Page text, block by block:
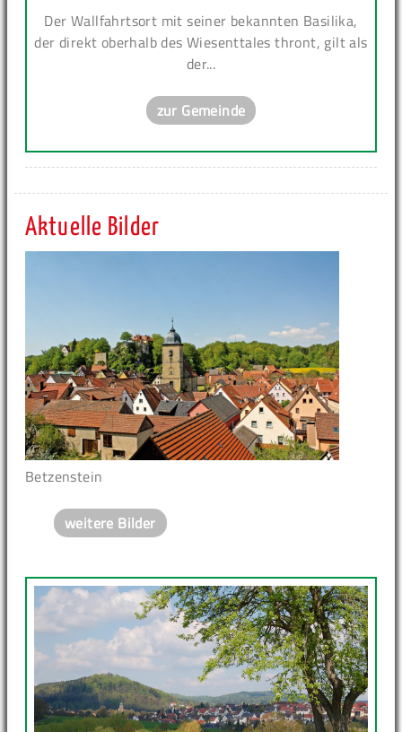
Der Wallfahrtsort mit seiner bekannten Basilika,
der direkt oberhalb des Wiesenttales thront, gilt als
der...
zur Gemeinde
Aktuelle Bilder
Betzenstein
weitere Bilder